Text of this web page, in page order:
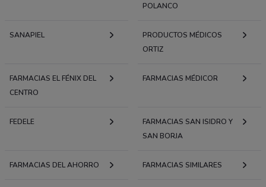
POLANCO
SANAPIEL
PRODUCTOS MÉDICOS
ORTIZ
FARMACIAS EL FÉNIX DEL
CENTRO
FARMACIAS MÉDICOR
FEDELE
FARMACIAS SAN ISIDRO Y
SAN BORJA
FARMACIAS DEL AHORRO FARMACIAS SIMILARES